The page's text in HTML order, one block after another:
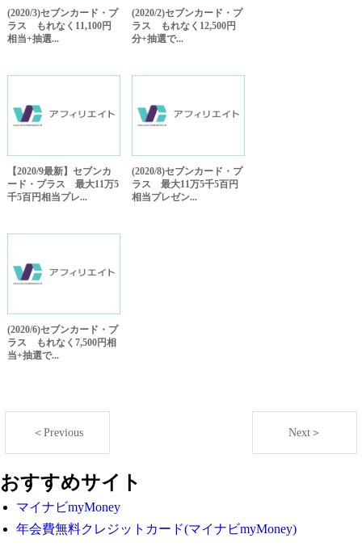
(2020/3)セブンカード・プ
ラス もれなく11,100円
相当+抽選...
(2020/2)セブンカード・プ
ラス もれなく12,500円
分+抽選で...
【2020/9最新】セブンカ
ード・プラス 最大11万5
千5百円相当プレ...
(2020/8)セブンカード・プ
ラス 最大11万5千5百円
相当プレゼン...
(2020/6)セブンカード・プ
ラス もれなく7,500円相
当+抽選で...
＜Previous Next＞
おすすめサイト
マイナビmyMoney
年会費無料クレジットカード(マイナビmyMoney)